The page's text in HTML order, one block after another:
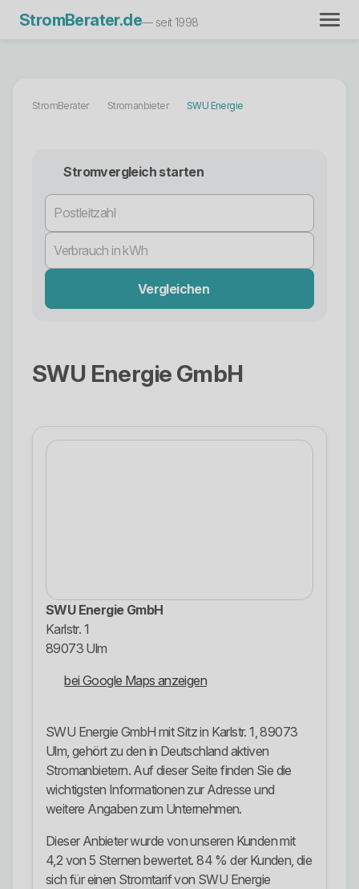
StromBerater.de— seit 1998
StromBerater Stromanbieter SWU Energie
Stromvergleich starten
Vergleichen
SWU Energie GmbH
SWU Energie GmbH
Karlstr. 1
89073 Ulm
bei Google Maps anzeigen
SWU Energie GmbH mit Sitz in Karlstr. 1, 89073
Ulm, gehört zu den in Deutschland aktiven
Stromanbietern. Auf dieser Seite finden Sie die
wichtigsten Informationen zur Adresse und
weitere Angaben zum Unternehmen.
Dieser Anbieter wurde von unseren Kunden mit
4,2 von 5 Sternen bewertet. 84 % der Kunden, die
sich für einen Stromtarif von SWU Energie